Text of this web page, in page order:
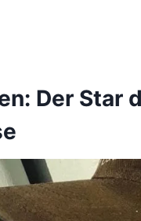
Der Star